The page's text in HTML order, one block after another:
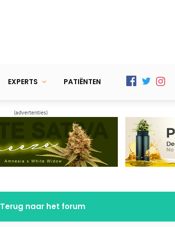
EXPERTS PATIËNTEN
(advertenties)
Terug naar het forum